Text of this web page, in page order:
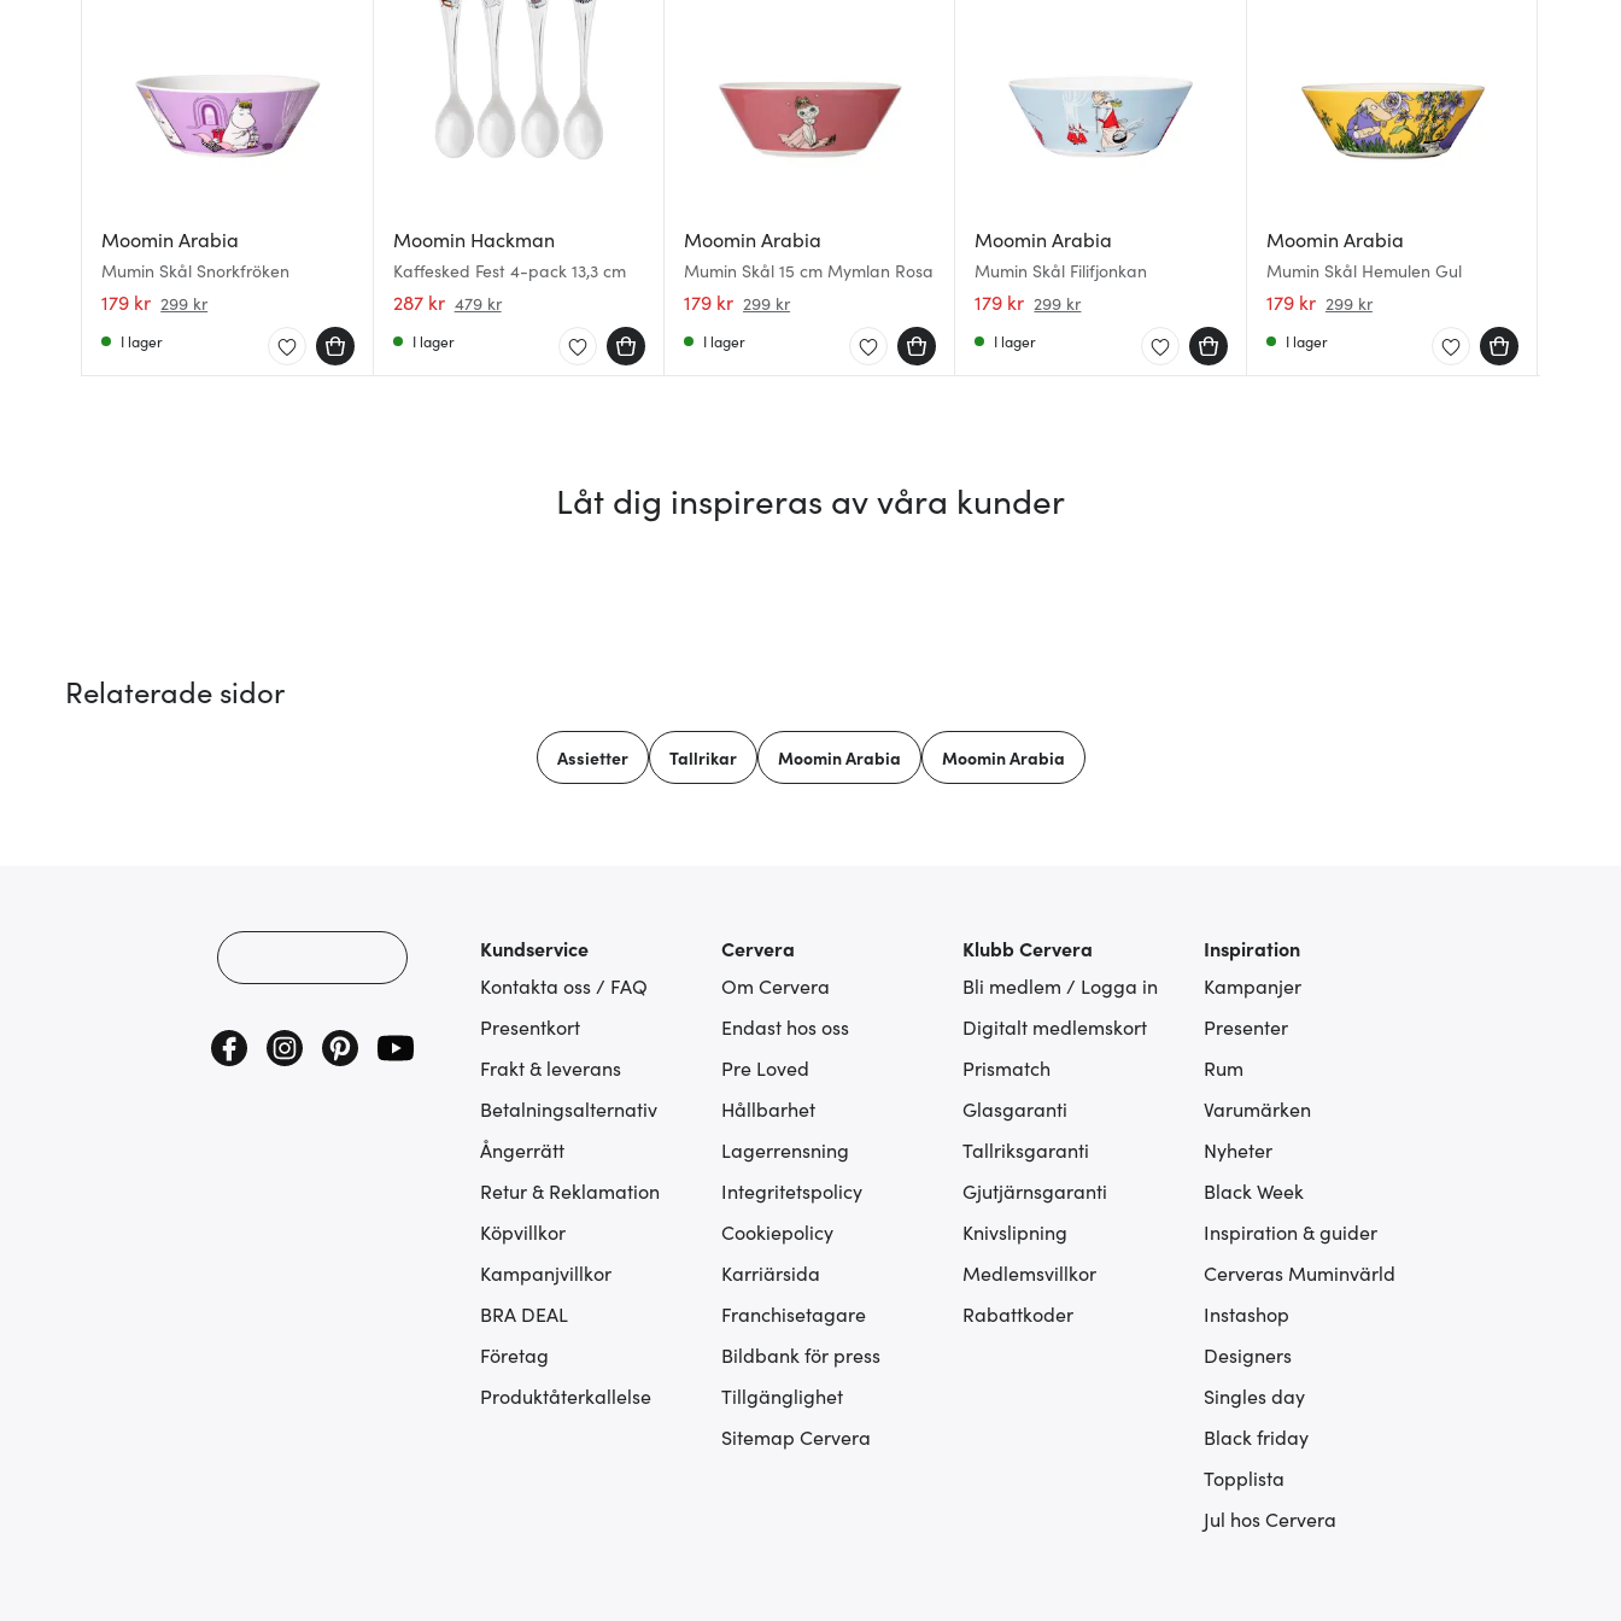
Moomin Arabia
Mumin Skål Snorkfröken
179 kr 299 kr
I lager
Moomin Hackman
Kaffesked Fest 4-pack 13,3 cm
287 kr 479 kr
I lager
Moomin Arabia
Mumin Skål 15 cm Mymlan Rosa
179 kr 299 kr
I lager
Moomin Arabia
Mumin Skål Filifjonkan
179 kr 299 kr
I lager
Moomin Arabia
Mumin Skål Hemulen Gul
179 kr 299 kr
I lager
Låt dig inspireras av våra kunder
Relaterade sidor
Assietter Tallrikar Moomin Arabia Moomin Arabia
Kundservice
Kontakta oss / FAQ
Presentkort
Frakt & leverans
Betalningsalternativ
Ångerrätt
Retur & Reklamation
Köpvillkor
Kampanjvillkor
BRA DEAL
Företag
Produktåterkallelse
Cervera
Om Cervera
Endast hos oss
Pre Loved
Hållbarhet
Lagerrensning
Integritetspolicy
Cookiepolicy
Karriärsida
Franchisetagare
Bildbank för press
Tillgänglighet
Sitemap Cervera
Klubb Cervera
Bli medlem / Logga in
Digitalt medlemskort
Prismatch
Glasgaranti
Tallriksgaranti
Gjutjärnsgaranti
Knivslipning
Medlemsvillkor
Rabattkoder
Inspiration
Kampanjer
Presenter
Rum
Varumärken
Nyheter
Black Week
Inspiration & guider
Cerveras Muminvärld
Instashop
Designers
Singles day
Black friday
Topplista
Jul hos Cervera